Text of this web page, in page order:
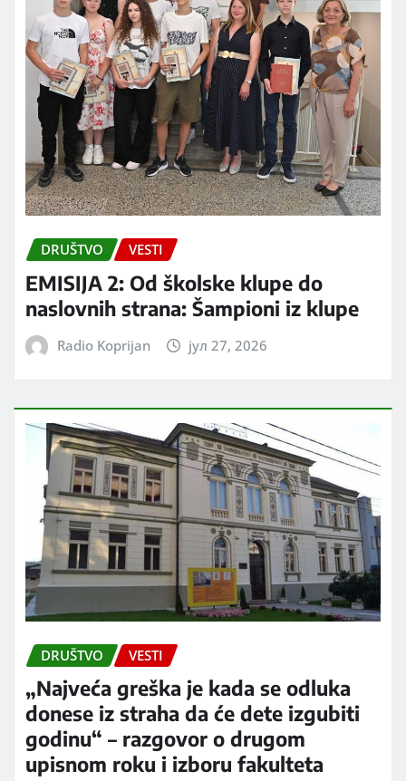
DRUŠTVO VESTI
EMISIJA 2: Od školske klupe do
naslovnih strana: Šampioni iz klupe
Radio Koprijan јул 27, 2026
DRUŠTVO VESTI
„Najveća greška je kada se odluka
donese iz straha da će dete izgubiti
godinu“ – razgovor o drugom
upisnom roku i izboru fakulteta